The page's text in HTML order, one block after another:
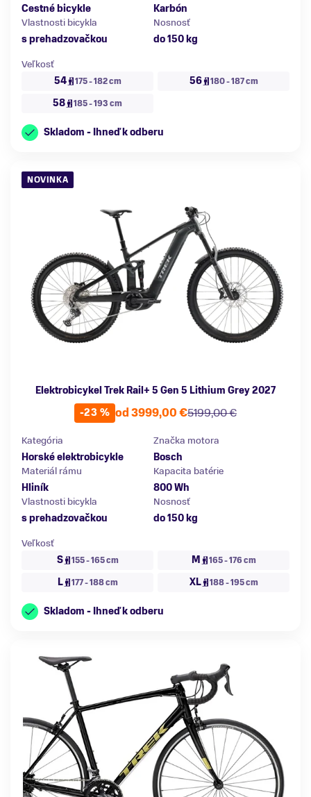
Cestné bicykle
Karbón
Vlastnosti bicykla
s prehadzovačkou
Nosnosť
do 150 kg
Veľkosť
54
175 - 182 cm 56 180 - 187 cm
58 185 - 193 cm
Skladom - Ihneď k odberu
NOVINKA
Elektrobicykel Trek Rail+ 5 Gen 5 Lithium Grey 2027
-23 %
5199,00 €
od 3999,00 €
Kategória
Horské elektrobicykle
Značka motora
Bosch
Materiál rámu
Hliník
Kapacita batérie
800 Wh
Vlastnosti bicykla
s prehadzovačkou
Nosnosť
do 150 kg
Veľkosť
S
155 - 165 cm M 165 - 176 cm
L 177 - 188 cm XL 188 - 195 cm
Skladom - Ihneď k odberu